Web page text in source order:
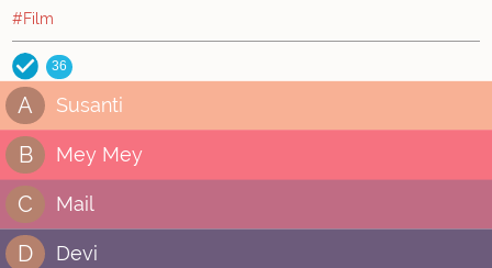
#Film
36
A Susanti
B Mey Mey
C Mail
D Devi